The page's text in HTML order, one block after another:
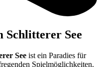
Schlitterer See
See ist ein Paradies für
Spielmöglichkeiten.